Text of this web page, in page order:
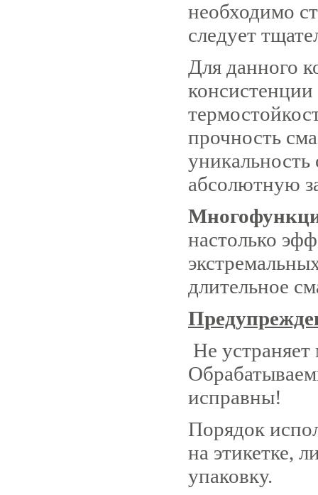
необходимо
следует
Для данного
прочность
уникальность
абсолютную
настолько
длительное
Не
исправны!
Порядок
на этикетке,
упаковку.